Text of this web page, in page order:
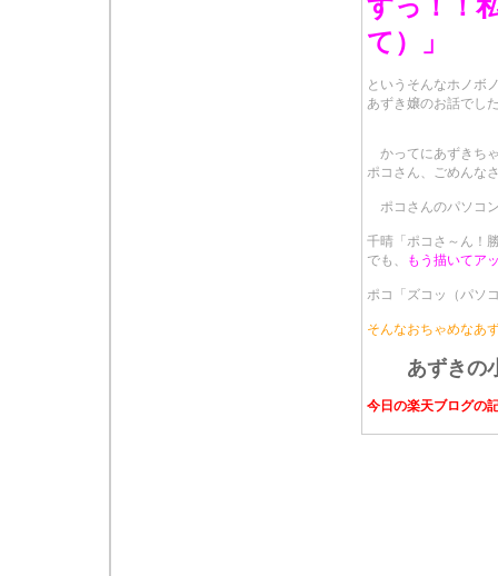
すっ！！
て）」
というそんなホノボ
あずき嬢のお話でし
かってにあずきち
ポコさん、ごめんな
ポコさんのパソコ
千晴「ポコさ～ん！
でも、
もう描いてア
ポコ「ズコッ（パソ
そんなおちゃめなあ
あずきの
今日の楽天ブログ